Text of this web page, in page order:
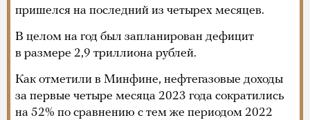
пришелся на последний из четырех месяцев.
В целом на год был запланирован дефицит
в размере 2,9 триллиона рублей.
Как отметили в Минфине, нефтегазовые доходы
за первые четыре месяца 2023 года сократились
на 52% по сравнению с тем же периодом 2022